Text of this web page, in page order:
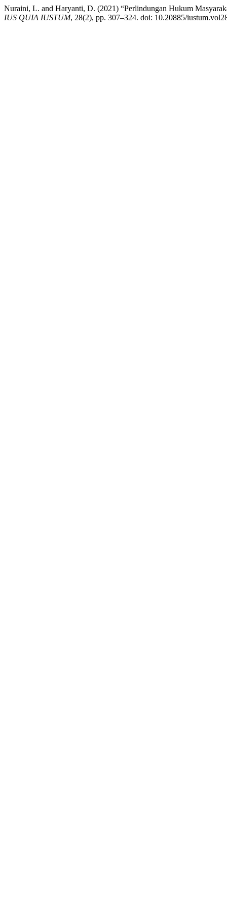
Nuraini, L. and Haryanti, D. (2021) “Perlindungan Hukum
IUS QUIA IUSTUM, 28(2), pp. 307–324. doi: 10.20885/